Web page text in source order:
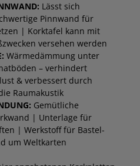
Lässt sich
Pinnwand für
| Korktafel kann mit
versehen werden
Wärmedämmung unter
– verhindert
& verbessert durch
Raumakustik
Gemütliche
| Unterlage für
| Werkstoff für Bastel-
um Weltkarten